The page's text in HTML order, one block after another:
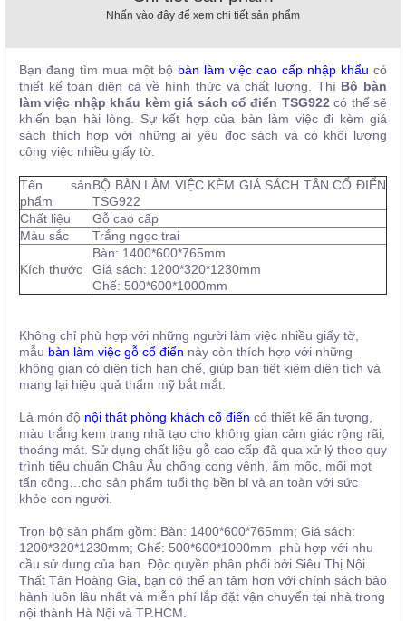
Nhấn vào đây để xem chi tiết sản phẩm
Bạn đang tìm mua một bộ bàn làm việc cao cấp nhập khẩu có
thiết kế toàn diện cả về hình thức và chất lượng. Thì Bộ bàn
làm việc nhập khẩu kèm giá sách cổ điển TSG922 có thể sẽ
khiến bạn hài lòng. Sự kết hợp của bàn làm việc đi kèm giá
sách thích hợp với những ai yêu đọc sách và có khối lượng
công việc nhiều giấy tờ.
Tên sản
phẩm
BỘ BÀN LÀM VIỆC KÈM GIÁ SÁCH TÂN CỔ ĐIỂN
TSG922
Chất liệu
Gỗ cao cấp
Màu sắc
Trắng ngọc trai
Kích thước
Bàn: 1400*600*765mm
Giá sách: 1200*320*1230mm
Ghế: 500*600*1000mm
Không chỉ phù hợp với những người làm việc nhiều giấy tờ,
mẫu bàn làm việc gỗ cổ điển này còn thích hợp với những
không gian có diện tích hạn chế, giúp bạn tiết kiệm diện tích và
mang lại hiệu quả thẩm mỹ bắt mắt.
Là món độ nội thất phòng khách cổ điển có thiết kế ấn tượng,
màu trắng kem trang nhã tạo cho không gian cảm giác rộng rãi,
thoáng mát. Sử dụng chất liệu gỗ cao cấp đã qua xử lý theo quy
trình tiêu chuẩn Châu Âu chống cong vênh, ẩm mốc, mối mọt
tấn công…cho sản phẩm tuổi thọ bền bỉ và an toàn với sức
khỏe con người.
Trọn bộ sản phẩm gồm: Bàn: 1400*600*765mm; Giá sách:
1200*320*1230mm; Ghế: 500*600*1000mm phù hợp với nhu
cầu sử dụng của bạn. Độc quyền phân phối bởi Siêu Thị Nội
Thất Tân Hoàng Gia
bạn có thể an tâm hơn với chính sách bảo
hành luôn lâu nhất và miễn phí lắp đặt vận chuyển tại nhà trong
nội thành Hà Nội và TP.HCM.